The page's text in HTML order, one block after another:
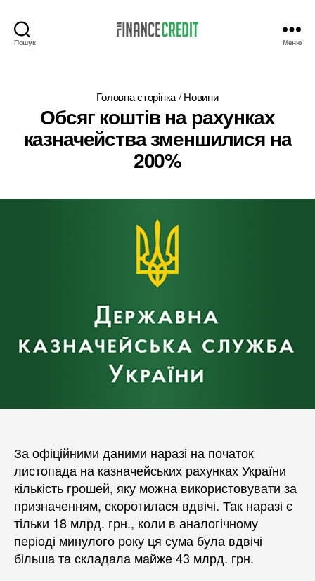
Пошук Меню
Головна сторінка/Новини
Обсяг коштів на рахунках
казначейства зменшилися на
200%
За офіційними даними наразі на початок
листопада на казначейських рахунках України
кількість грошей, яку можна використовувати за
призначенням, скоротилася вдвічі. Так наразі є
тільки 18 млрд. грн., коли в аналогічному
періоді минулого року ця сума була вдвічі
більша та складала майже 43 млрд. грн.